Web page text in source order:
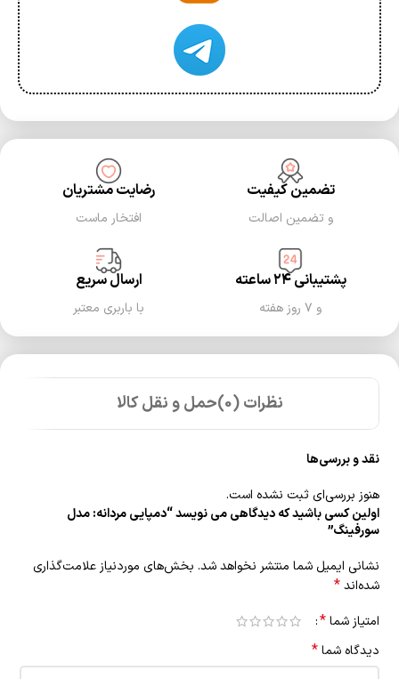
تضمین کیفیت
و تضمین اصالت
رضایت مشتریان
افتخار ماست
پشتیبانی ۲۴ ساعته
و ۷ روز هفته
ارسال سریع
با باربری معتبر
نظرات (0) حمل و نقل کالا
نقد و بررسی‌ها
هنوز بررسی‌ای ثبت نشده است.
اولین کسی باشید که دیدگاهی می نویسد “دمپایی مردانه: مدل
سورفینگ”
نشانی ایمیل شما منتشر نخواهد شد. بخش‌های موردنیاز علامت‌گذاری
شده‌اند*
امتیاز شما*
دیدگاه شما*